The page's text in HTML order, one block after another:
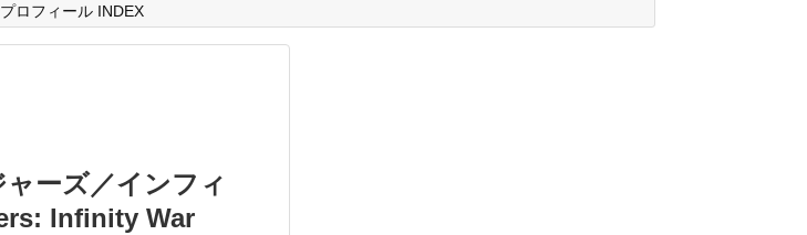
ロフィール INDEX
ャーズ／インフィ
Infinity War